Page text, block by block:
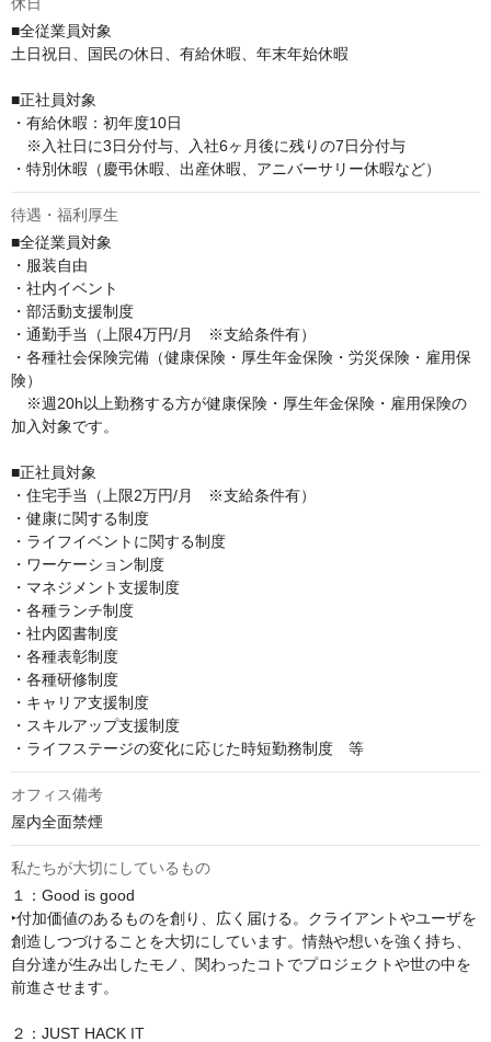
■全従業員対象
土日祝日、国民の休日、有給休暇、年末年始休暇
■正社員対象
・有給休暇：初年度10日
※入社日に3日分付与、入社6ヶ月後に残りの7日分付与
・特別休暇（慶弔休暇、出産休暇、アニバーサリー休暇など）
待遇・福利厚生
■全従業員対象
・服装自由
・社内イベント
・部活動支援制度
・通勤手当（上限4万円/月　※支給条件有）
・各種社会保険完備（健康保険・厚生年金保険・労災保険・雇用保
険）
※週20h以上勤務する方が健康保険・厚生年金保険・雇用保険の
加入対象です。
■正社員対象
・住宅手当（上限2万円/月　※支給条件有）
・健康に関する制度
・ライフイベントに関する制度
・ワーケーション制度
・マネジメント支援制度
・各種ランチ制度
・社内図書制度
・各種表彰制度
・各種研修制度
・キャリア支援制度
・スキルアップ支援制度
・ライフステージの変化に応じた時短勤務制度　等
オフィス備考
屋内全面禁煙
私たちが大切にしているもの
１：Good is good
‣付加価値のあるものを創り、広く届ける。クライアントやユーザを
創造しつづけることを大切にしています。情熱や想いを強く持ち、
自分達が生み出したモノ、関わったコトでプロジェクトや世の中を
前進させます。
２：JUST HACK IT